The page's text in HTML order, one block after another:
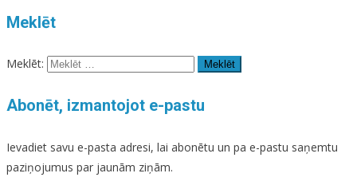
Meklēt
Meklēt:
Abonēt, izmantojot e-pastu
Ievadiet savu e-pasta adresi, lai abonētu un pa e-pastu saņemtu
paziņojumus par jaunām ziņām.